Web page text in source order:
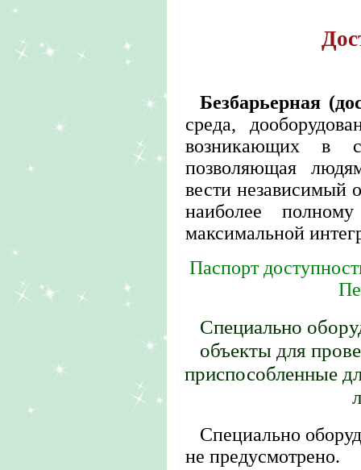
Безбарьерная
среда,
возникающих в
позволяющая
вести независимый
наиболее
максимальной
Паспорт
Специально
объекты для
приспособленные
Специально
не предусмотрено.